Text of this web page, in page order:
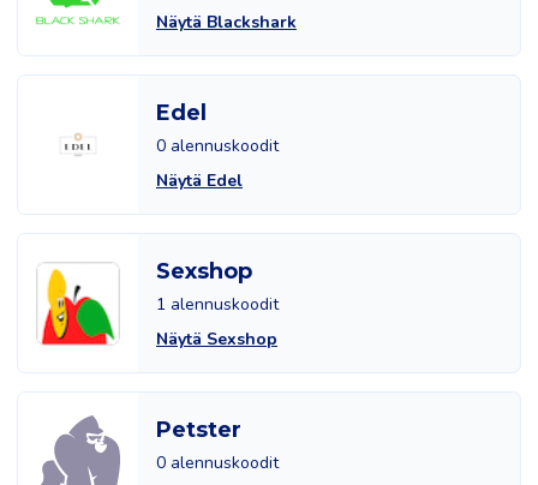
Näytä Blackshark
Edel
0 alennuskoodit
Näytä Edel
Sexshop
1 alennuskoodit
Näytä Sexshop
Petster
0 alennuskoodit